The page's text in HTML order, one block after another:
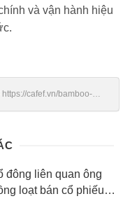
và vận hành hiệu
https://cafef.vn/bamboo-
đông liên quan ông
loạt bán cổ phiếu